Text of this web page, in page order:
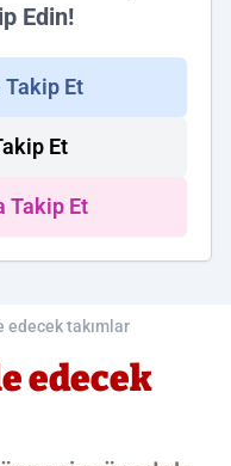
Edin!
Et
Et
Takip Et
edecek takımlar
edecek